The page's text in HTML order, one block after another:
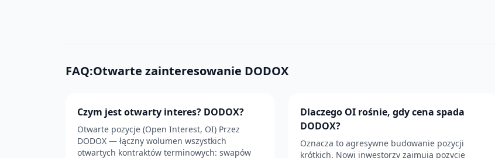
FAQ:Otwarte zainteresowanie DODOX
Czym jest otwarty interes? DODOX?
Otwarte pozycje (Open Interest, OI) Przez
DODOX — łączny wolumen wszystkich
otwartych kontraktów terminowych: swapów
Dlaczego OI rośnie, gdy cena spada
DODOX?
Oznacza to agresywne budowanie pozycji
krótkich. Nowi inwestorzy zajmują pozycje